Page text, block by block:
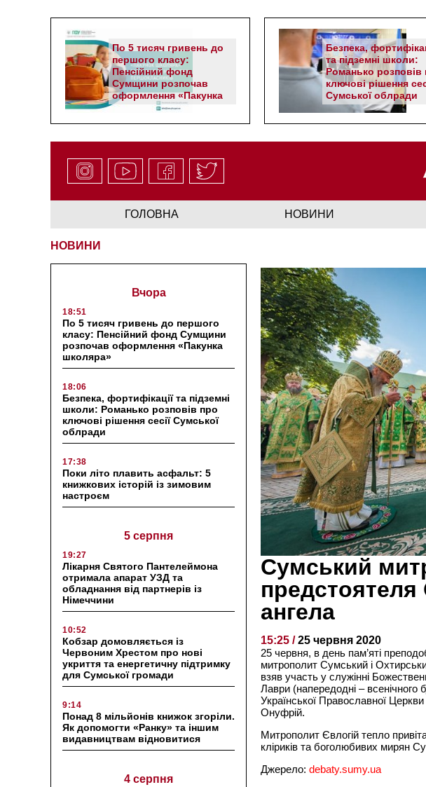
По 5 тисяч гривень до
першого класу:
Пенсійний фонд
Сумщини розпочав
оформлення «Пакунка
школяра»
Безпека,
та підземні школи:
Романько розповів
ключові рішення
Сумської облради
ГОЛОВНА НОВИНИ
НОВИНИ
Вчора
18:51
По 5 тисяч гривень до першого
класу: Пенсійний фонд Сумщини
розпочав оформлення «Пакунка
школяра»
18:06
Безпека, фортифікації та підземні
школи: Романько розповів про
ключові рішення сесії Сумської
облради
17:38
Поки літо плавить асфальт: 5
книжкових історій із зимовим
настроєм
5 серпня
19:27
Лікарня Святого Пантелеймона
отримала апарат УЗД та
обладнання від партнерів із
Німеччини
10:52
Кобзар домовляється із
Червоним Хрестом про нові
укриття та енергетичну підтримку
для Сумської громади
9:14
Понад 8 мільйонів книжок згоріли.
Як допомогти «Ранку» та іншим
видавництвам відновитися
4 серпня
Сумський
ангела
15:25 /25 червня 2020
25 червня, в день пам’яті
митрополит Сумський і
взяв участь у служінні
Лаври (напередодні – всенічного
Української Православної
Онуфрій.
Митрополит Євлогій тепло
кліриків та боголюбивих мирян
Джерело: debaty.sumy.ua